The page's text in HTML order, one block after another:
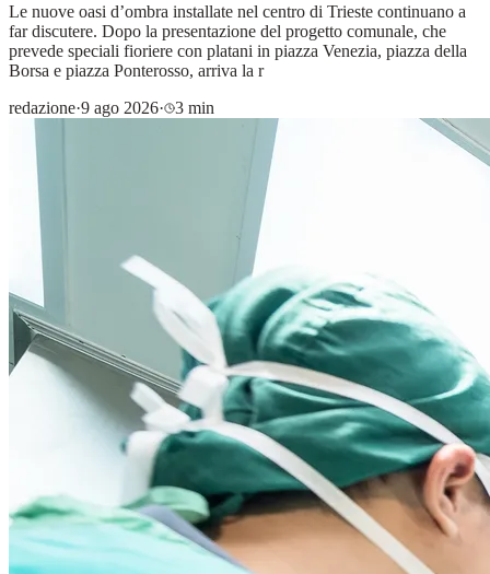
Le nuove oasi d’ombra installate nel centro di Trieste continuano a
far discutere. Dopo la presentazione del progetto comunale, che
prevede speciali fioriere con platani in piazza Venezia, piazza della
Borsa e piazza Ponterosso, arriva la r
redazione·9 ago 2026· 3 min